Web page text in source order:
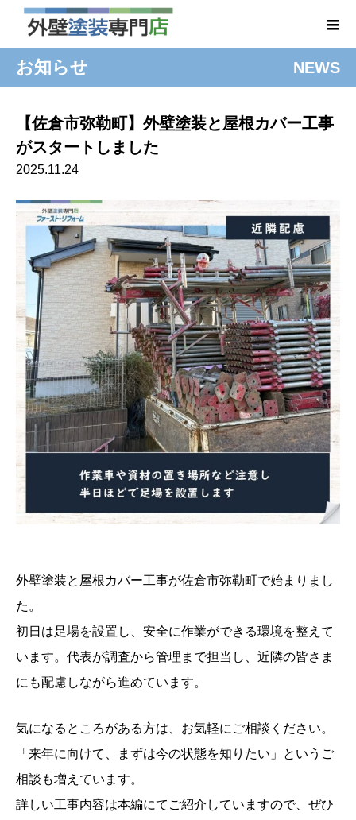
お知らせ NEWS
【佐倉市弥勒町】外壁塗装と屋根カバー工事
がスタートしました
2025.11.24
外壁塗装と屋根カバー工事が佐倉市弥勒町で始まりまし
た。
初日は足場を設置し、安全に作業ができる環境を整えて
います。代表が調査から管理まで担当し、近隣の皆さま
にも配慮しながら進めています。
気になるところがある方は、お気軽にご相談ください。
「来年に向けて、まずは今の状態を知りたい」というご
相談も増えています。
詳しい工事内容は本編にてご紹介していますので、ぜひ